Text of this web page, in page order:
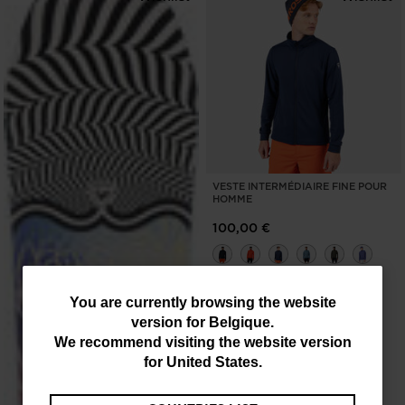
You
are
You are currently browsing the website
version for Belgique.
We recommend visiting the website version
for United States.
VESTE INTERMÉDIAIRE FINE POUR
HOMME
100,00 €